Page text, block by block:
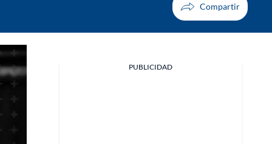
PUBLICIDAD